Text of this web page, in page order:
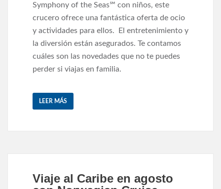
Symphony of the Seas℠ con niños, este
crucero ofrece una fantástica oferta de ocio
y actividades para ellos. El entretenimiento y
la diversión están asegurados. Te contamos
cuáles son las novedades que no te puedes
perder si viajas en familia.
LEER MÁS
Viaje al Caribe en agosto